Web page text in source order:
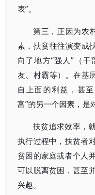
表”。
第三，正因为农
素，扶贫往往演变成
向了地方“强人”（
友、村霸等）。在基
自上面的利益，甚
富”的另一个因素，是
扶贫追求效率，
执行过程中，扶贫者
贫困的家庭或者个人
可以脱离贫困，甚至
兴趣。